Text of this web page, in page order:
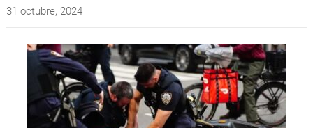
31 octubre, 2024